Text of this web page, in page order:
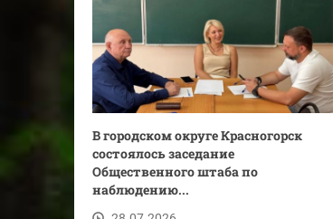
В городском округе Красногорск
состоялось заседание
Общественного штаба по
наблюдению...